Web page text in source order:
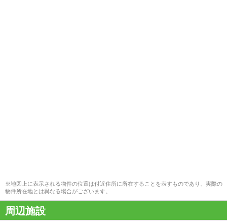
※地図上に表示される物件の位置は付近住所に所在することを表すものであり、実際の
物件所在地とは異なる場合がございます。
周辺施設